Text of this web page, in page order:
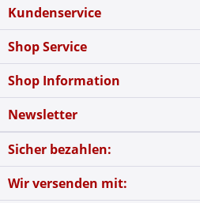
Kundenservice
Shop Service
Shop Information
Newsletter
Sicher bezahlen:
Wir versenden mit: